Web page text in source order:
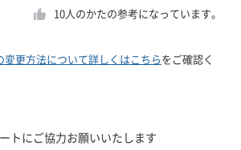
10人のかたの参考になっています。
更方法について詳しくはこちらをご確認く
トにご協力お願いいたします